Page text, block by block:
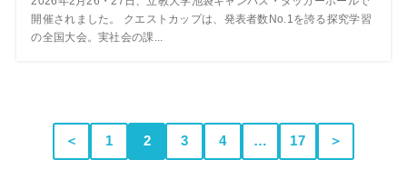
開催されました。 クエストカップは、発表者数No.1を誇る探究学習
の全国大会。実社会の課...
＜ 1 2 3 4 … 17 ＞